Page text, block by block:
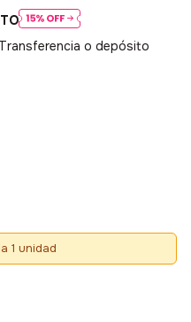
o depósito
1 unidad